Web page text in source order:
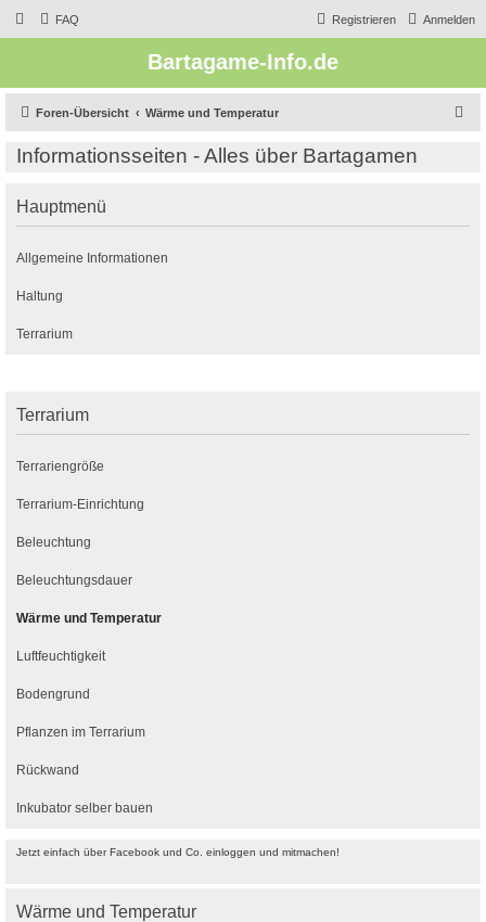
FAQ Anmelden
Registrieren
Bartagame-Info.de
Foren-Übersicht Wärme und Temperatur
Informationsseiten - Alles über Bartagamen
Hauptmenü
Allgemeine Informationen
Haltung
Terrarium
Jetzt einfach über Facebook und Co. einloggen und mitmachen!
Wärme und Temperatur
Terrarium
Terrariengröße
Terrarium-Einrichtung
Beleuchtung
Beleuchtungsdauer
Wärme und Temperatur
Luftfeuchtigkeit
Bodengrund
Pflanzen im Terrarium
Rückwand
Inkubator selber bauen